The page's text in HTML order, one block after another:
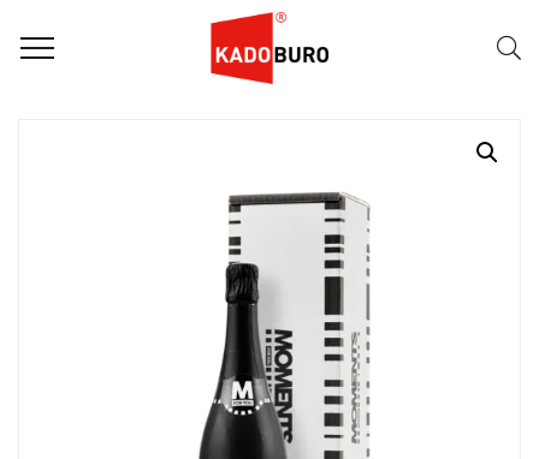
Home
Moments for you pakketten
Celebrating Moments 7